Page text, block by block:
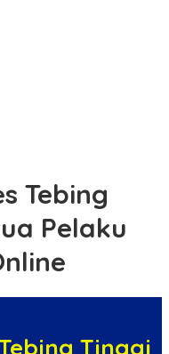
Tebing
Pelaku
Tinggi